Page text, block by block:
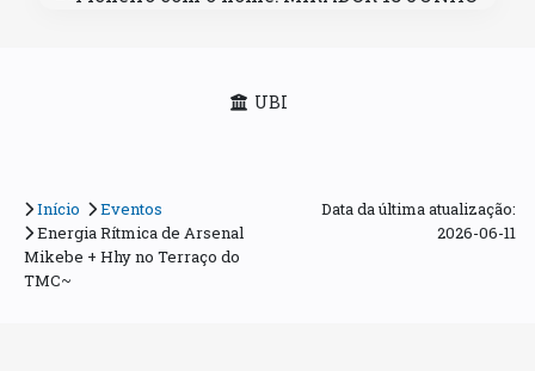
UBI
Início
Eventos
Energia Rítmica de Arsenal
Mikebe + Hhy no Terraço do
TMC~
Data da última atualização:
2026-06-11